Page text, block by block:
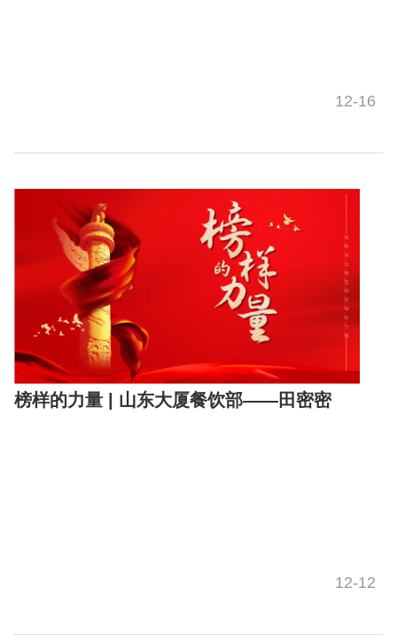
12-16
榜样的力量 | 山东大厦餐饮部——田密密
12-12